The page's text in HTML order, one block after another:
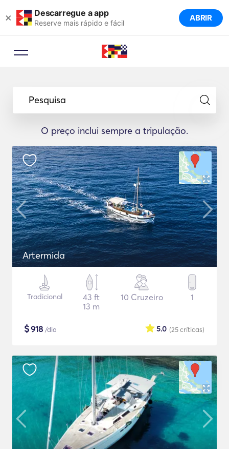
× Descarregue a app
Reserve mais rápido e fácil ABRIR
Pesquisa
O preço inclui sempre a tripulação.
Artermida
Tradicional
43 ft
13 m
10 Cruzeiro 1
$918 /dia (25críticas)
5.0